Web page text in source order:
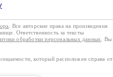
. Все авторские права на произведения
Ответственность за тексты
обработки персональных данных
. Вы
который расположен справа от